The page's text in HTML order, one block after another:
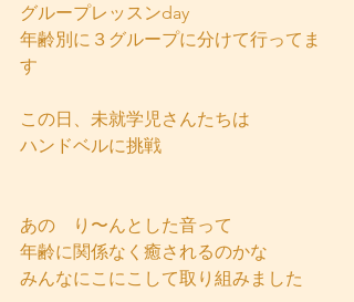
グループレッスンday
年齢別に３グループに分けて行ってま
す
この日、未就学児さんたちは
ハンドベルに挑戦
あの　り〜んとした音って
年齢に関係なく癒されるのかな
みんなにこにこして取り組みました